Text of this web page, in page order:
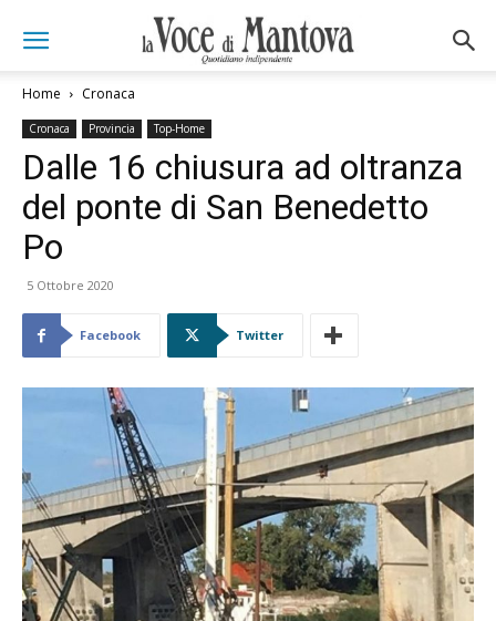
Home Cronaca
Cronaca Provincia Top-Home
Dalle 16 chiusura ad oltranza
del ponte di San Benedetto
Po
5 Ottobre 2020
Facebook Twitter